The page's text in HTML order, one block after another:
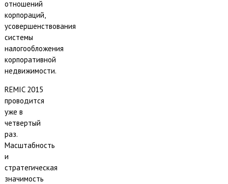
отношений
корпораций,
усовершенствования
системы
налогообложения
корпоративной
недвижимости.
REMIC 2015
проводится
уже в
четвертый
раз.
Масштабность
и
стратегическая
значимость